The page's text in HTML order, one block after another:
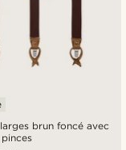
brun foncé avec